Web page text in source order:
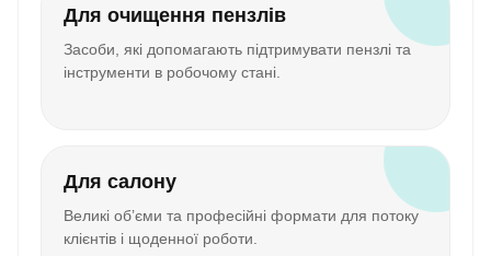
Для очищення пензлів
Засоби, які допомагають підтримувати пензлі та
інструменти в робочому стані.
Для салону
Великі об’єми та професійні формати для потоку
клієнтів і щоденної роботи.